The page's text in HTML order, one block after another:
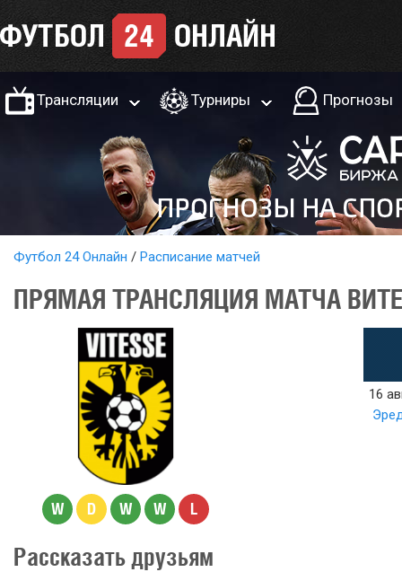
Трансляции Турниры Прогнозы
Футбол 24 Онлайн Расписание матчей
ПРЯМАЯ ТРАНСЛЯЦИЯ МАТЧА
W D W W L
16
Рассказать друзьям